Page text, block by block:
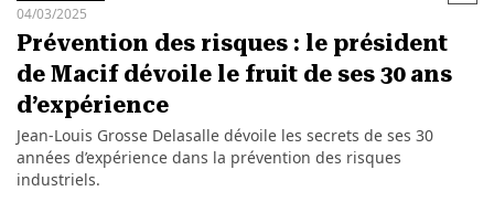
04/03/2025
Prévention des risques : le président
de Macif dévoile le fruit de ses 30 ans
d’expérience
Jean-Louis Grosse Delasalle dévoile les secrets de ses 30
années d’expérience dans la prévention des risques
industriels.